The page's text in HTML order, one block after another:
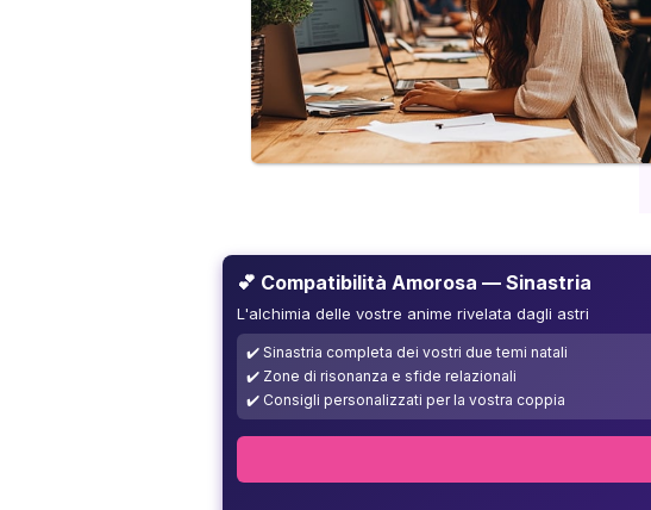
💕 Compatibilità Amorosa — Sinastria
L'alchimia delle vostre anime rivelata dagli astri
✔️ Sinastria completa dei vostri due temi natali
✔️ Zone di risonanza e sfide relazionali
✔️ Consigli personalizzati per la vostra coppia